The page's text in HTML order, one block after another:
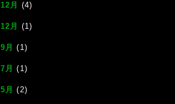
月 (4)
月 (1)
月 (1)
月 (1)
月 (2)